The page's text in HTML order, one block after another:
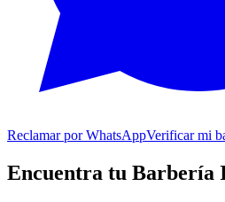
Reclamar por WhatsAppVerificar mi
Encuentra tu Barbería